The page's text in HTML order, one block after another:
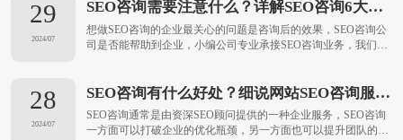
大理由，一起来看看吧。...
29
2024/07
SEO咨询需要注意什么？详解SEO咨询6大注意事项及常见问题
想做SEO咨询的企业最关心的问题是咨询后的效果，SEO咨询公
司是否能帮助到企业，小编公司专业承接SEO咨询业务，我们想
28
2024/07
SEO咨询有什么好处？细说网站SEO咨询服务的6大优点
SEO咨询通常是由资深SEO顾问提供的一种企业服务，SEO咨询
一方面可以打破企业的优化瓶颈，另一方面也可以提升团队的优